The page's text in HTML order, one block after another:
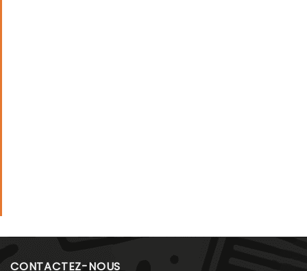
CONTACTEZ-NOUS